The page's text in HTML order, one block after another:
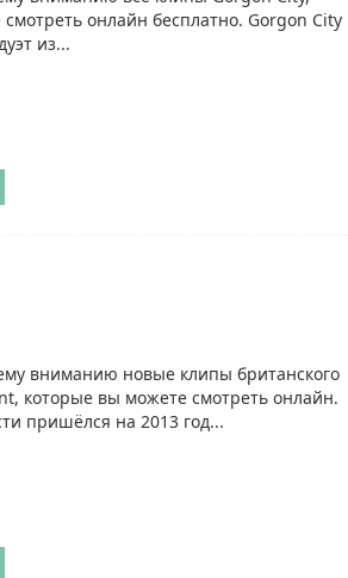
онлайн бесплатно. Gorgon City
из...
вниманию новые клипы британского
которые вы можете смотреть онлайн.
пришёлся на 2013 год...